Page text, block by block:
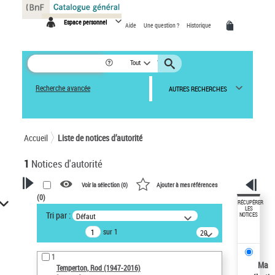
Espace personnel Aide Une question ? Historique
Tout
Recherche avancée AUTRES RECHERCHES
Accueil Liste de notices d’autorité
1 Notices d'autorité
VOTRE RECHERCHE
Recherche avancée dans les
notices d’autorité
Œuvres liées à l'auteur :
Temperton, Rod (1947-2016)
Voir la sélection (0) Ajouter à mes références
(0)
Tri par : Défaut
sur 1
20
résultats/page
1
Temperton, Rod (1947-2016)
RÉCUPÉRER
LES
NOTICES
Ma
Panneau de gestion des cookies